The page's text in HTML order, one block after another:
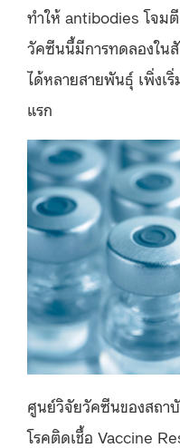
ทำให้ antibodies โจม
วัคซีนนี้มีการทดลองใน
ได้หลายสายพันธุ์ เพิ่งเ
แรก
ศูนย์วิจัยวัคซีนของสถา
โรคติดเชื้อ Vaccine